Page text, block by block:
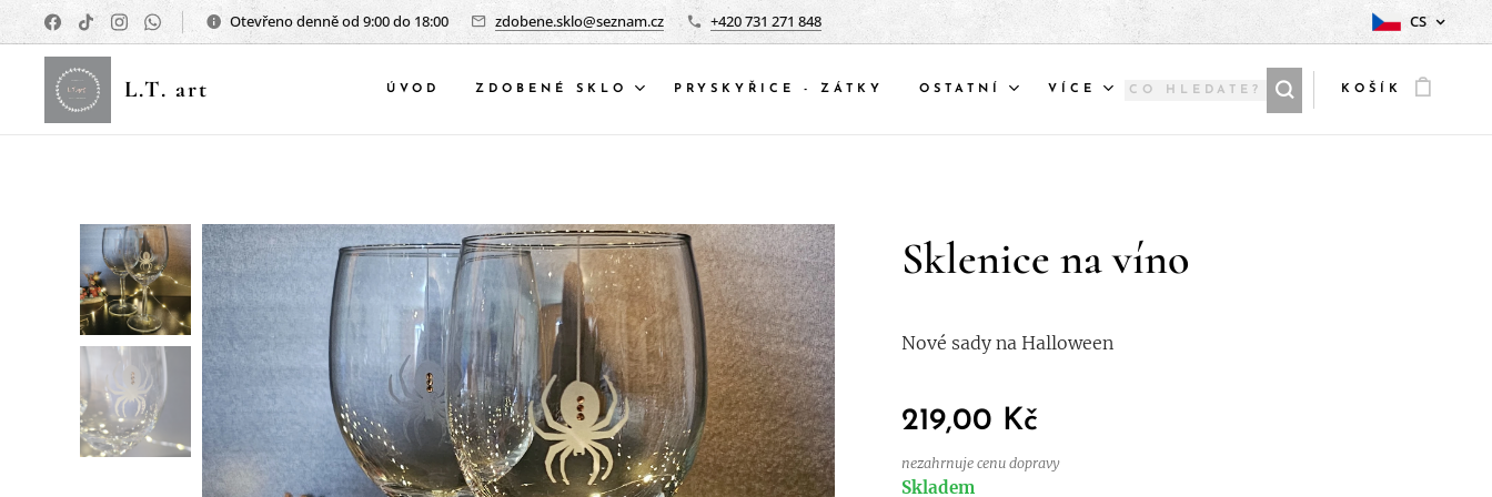
Otevřeno denně od 9:00 do 18:00 zdobene.sklo@seznam.cz +420 731 271 848 CS
L.T. art ÚVOD ZDOBENÉ SKLO PRYSKYŘICE - ZÁTKY OSTATNÍ VÍCE KOŠÍK
Sklenice na víno
Nové sady na Halloween
219,00 Kč
nezahrnuje cenu dopravy
Skladem